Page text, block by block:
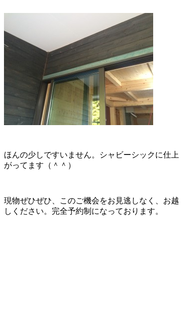
ほんの少しですいません。シャビーシックに仕上
がってます（＾＾）
現物ぜひぜひ、このご機会をお見逃しなく、お越
しください。完全予約制になっております。